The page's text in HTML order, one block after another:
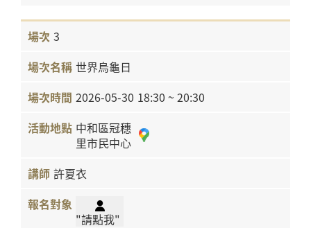
3
世界烏龜日
2026-05-30 18:30 ~ 20:30
中和區冠穗
里市民中心
許夏衣
"請點我"